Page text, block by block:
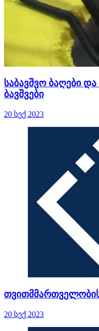
საბავშვო ბაღები
ბავშვები
20 სექ 2023
20 სექ 2023